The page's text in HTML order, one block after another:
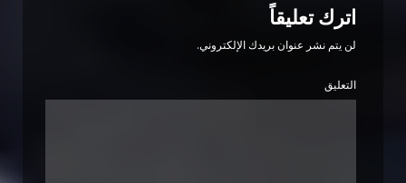
اترك تعليقاً
لن يتم نشر عنوان بريدك الإلكتروني.
التعليق